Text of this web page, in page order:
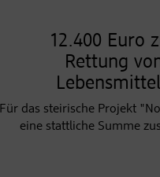
12.400 Euro
Rettung
Für das steirische Projekt
eine stattliche Summe